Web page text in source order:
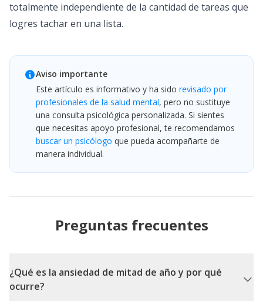
totalmente independiente de la cantidad de tareas que
logres tachar en una lista.
Aviso importante
Este artículo es informativo y ha sido revisado por
profesionales de la salud mental, pero no sustituye
una consulta psicológica personalizada. Si sientes
que necesitas apoyo profesional, te recomendamos
buscar un psicólogo que pueda acompañarte de
manera individual.
Preguntas frecuentes
¿Qué es la ansiedad de mitad de año y por qué
ocurre?